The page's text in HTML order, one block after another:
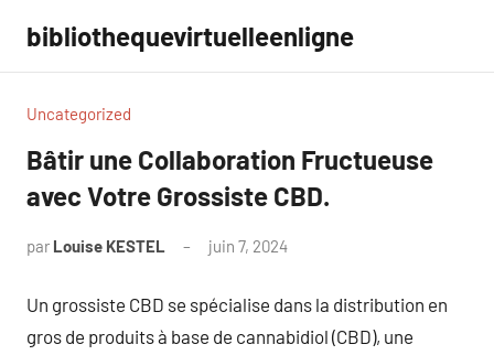
contenu
bibliothequevirtuelleenligne
Uncategorized
Bâtir une Collaboration Fructueuse
avec Votre Grossiste CBD.
par Louise KESTEL juin 7, 2024
Un grossiste CBD se spécialise dans la distribution en
gros de produits à base de cannabidiol (CBD), une